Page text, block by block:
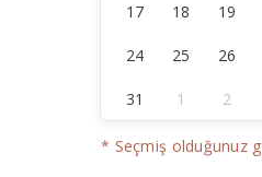
17 18 19
24 25 26
31 1 2
* Seçmiş olduğunuz